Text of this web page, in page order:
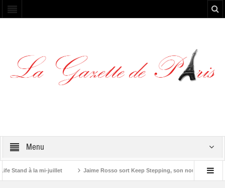
Menu
Stand à la mi-juillet Jaime Rosso sort Keep Stepping, son nouvel EP